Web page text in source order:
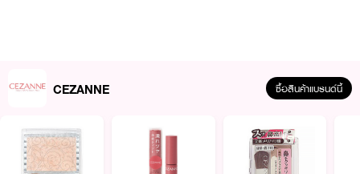
CEZANNE ซื้อสินค้าแบรนด์นี้